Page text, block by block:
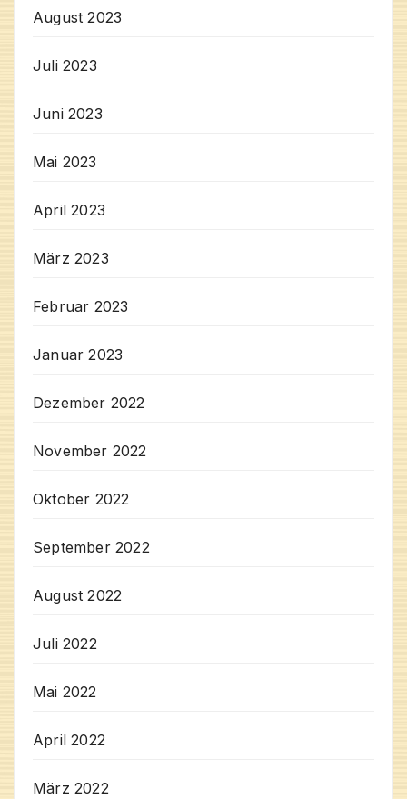
August 2023
Juli 2023
Juni 2023
Mai 2023
April 2023
März 2023
Februar 2023
Januar 2023
Dezember 2022
November 2022
Oktober 2022
September 2022
August 2022
Juli 2022
Mai 2022
April 2022
März 2022